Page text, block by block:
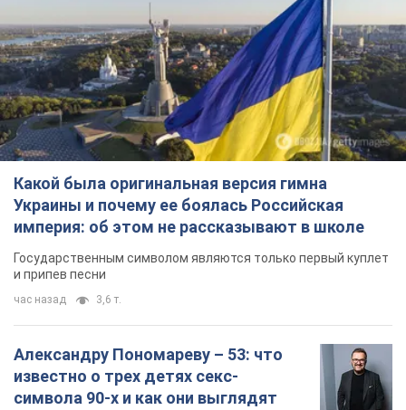
Какой была оригинальная версия гимна
Украины и почему ее боялась Российская
империя: об этом не рассказывают в школе
Государственным символом являются только первый куплет
и припев песни
час назад 3,6 т.
Александру Пономареву – 53: что
известно о трех детях секс-
символа 90-х и как они выглядят